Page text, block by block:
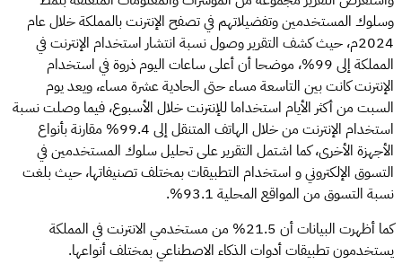
وسلوك المستخدمين وتفضيلاتهم في تصفح الإنترنت بالمملكة خلال عام
2024م، حيث كشف التقرير وصول نسبة انتشار استخدام الإنترنت في
المملكة إلى 99%، موضحا أن أعلى ساعات اليوم ذروة في استخدام
الإنترنت كانت بين التاسعة مساء حتى الحادية عشرة مساء، ويعد يوم
السبت من أكثر الأيام استخداما للإنترنت خلال الأسبوع، فيما وصلت نسبة
استخدام الإنترنت من خلال الهاتف المتنقل إلى 99.4% مقارنة بأنواع
الأجهزة الأخرى، كما اشتمل التقرير على تحليل سلوك المستخدمين في
التسوق الإلكتروني و استخدام التطبيقات بمختلف تصنيفاتها، حيث بلغت
نسبة التسوق من المواقع المحلية 93.1%.
كما أظهرت البيانات أن 21.5% من مستخدمي الانترنت في المملكة
يستخدمون تطبيقات أدوات الذكاء الاصطناعي بمختلف أنواعها.